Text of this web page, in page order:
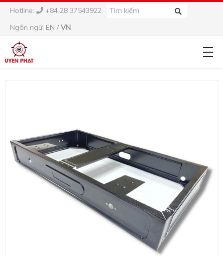
Hotline:
+84 28 37543922
Ngôn ngữ: EN / VN